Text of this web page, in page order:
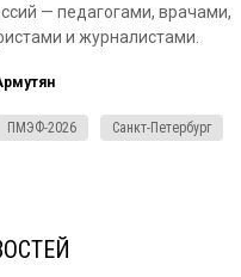
— педагогами, врачами,
и журналистами.
ПМЭФ-2026 Санкт-Петербург